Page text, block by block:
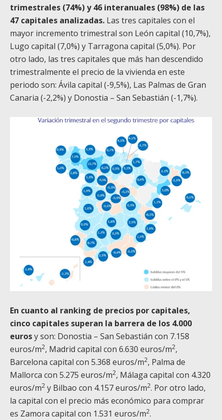
trimestrales (74%) y 46 interanuales (98%) de las
47 capitales analizadas. Las tres capitales con el
mayor incremento trimestral son León capital (10,7%),
Lugo capital (7,0%) y Tarragona capital (5,0%). Por
otro lado, las tres capitales que más han descendido
trimestralmente el precio de la vivienda en este
periodo son: Ávila capital (-9,5%), Las Palmas de Gran
Canaria (-2,2%) y Donostia – San Sebastián (-1,7%).
En cuanto al ranking de precios por capitales,
cinco capitales superan la barrera de los 4.000
eurosy son: Donostia – San Sebastián con 7.158
euros/m2, Madrid capital con 6.630 euros/m2,
Barcelona capital con 5.368 euros/m2, Palma de
Mallorca con 5.275 euros/m2, Málaga capital con 4.320
euros/m2 y Bilbao con 4.157 euros/m2. Por otro lado,
la capital con el precio más económico para comprar
es Zamora capital con 1.531 euros/m2.